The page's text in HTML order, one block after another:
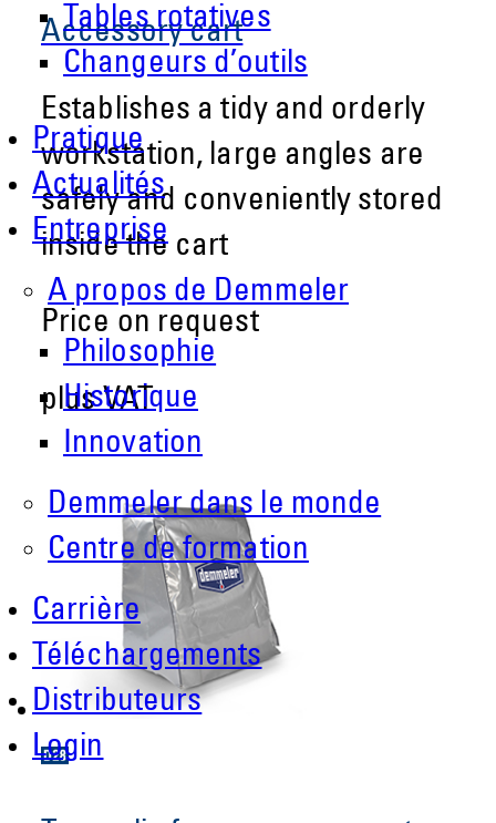
Tables rotatives
Changeurs d’outils
Pratique
Actualités
Entreprise
A propos de Demmeler
Philosophie
Historique
Innovation
Demmeler dans le monde
Centre de formation
Carrière
Téléchargements
Distributeurs
Login
Accessory cart
Establishes a tidy and orderly
workstation, large angles are
safely and conveniently stored
inside the cart
Price on request
plus VAT